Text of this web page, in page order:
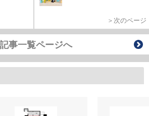
＞次のページ
記事一覧ページへ